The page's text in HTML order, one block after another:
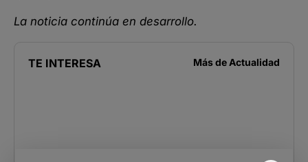
La noticia continúa en desarrollo.
TE INTERESA Más de Actualidad